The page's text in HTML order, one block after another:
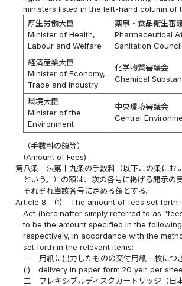
ministers listed in the left-hand column of
厚生労働大臣
Minister of Health,
Labour and Welfare
薬事・食品衛生審
Pharmaceutical
Sanitation Council
経済産業大臣
Minister of Economy,
Trade and Industry
化学物質審議会
Chemical
環境大臣
Minister of the
Environment
中央環境審議会
Central
（手数料の額等）
(Amount of Fees)
第八条
法第十九条の手数料（以下この条にお
という。）の額は、次の各号に掲げる開示の
それぞれ当該各号に定める額とする。
Article 8
(1)
The amount of fees set forth
Act (hereinafter simply referred to as
to be the amount specified in the
respectively, in accordance with the
set forth in the relevant items:
一
用紙に出力したものの交付用紙一枚につ
(i)
delivery in paper form:20 yen per
二
フレキシブルディスクカートリッジ（日